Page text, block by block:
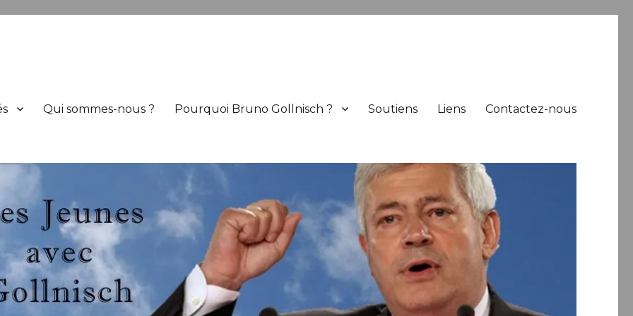
Qui sommes-nous ? Pourquoi Bruno Gollnisch ? Soutiens Liens Contactez-nous